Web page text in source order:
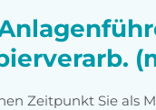
Zeitpunkt Sie als